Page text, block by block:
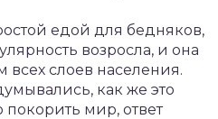
едой для бедняков,
возросла, и она
слоев населения.
как же это
покорить мир, ответ